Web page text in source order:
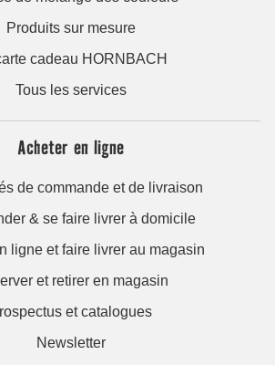
Produits sur mesure
cadeau HORNBACH
Tous les services
Acheter en ligne
de commande et de livraison
& se faire livrer à domicile
ligne et faire livrer au magasin
et retirer en magasin
et catalogues
Newsletter